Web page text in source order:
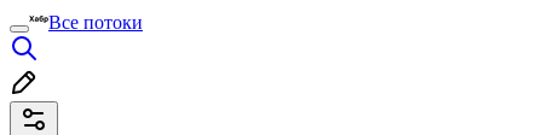
Все потоки